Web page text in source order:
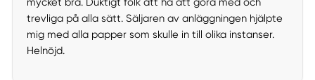
trevliga på alla sätt. Säljaren av anläggningen hjälpte
mig med alla papper som skulle in till olika instanser.
Helnöjd.